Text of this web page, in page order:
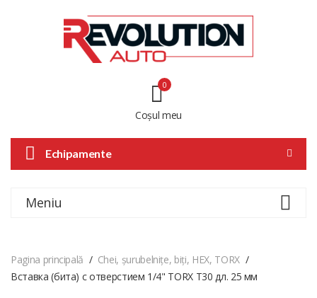
Coșul meu
0
Echipamente
Meniu
Pagina principală
Chei, șurubelnițe, biți, HEX, TORX
Вставка (битa) с отверстием 1/4" TORX T30 дл. 25 мм